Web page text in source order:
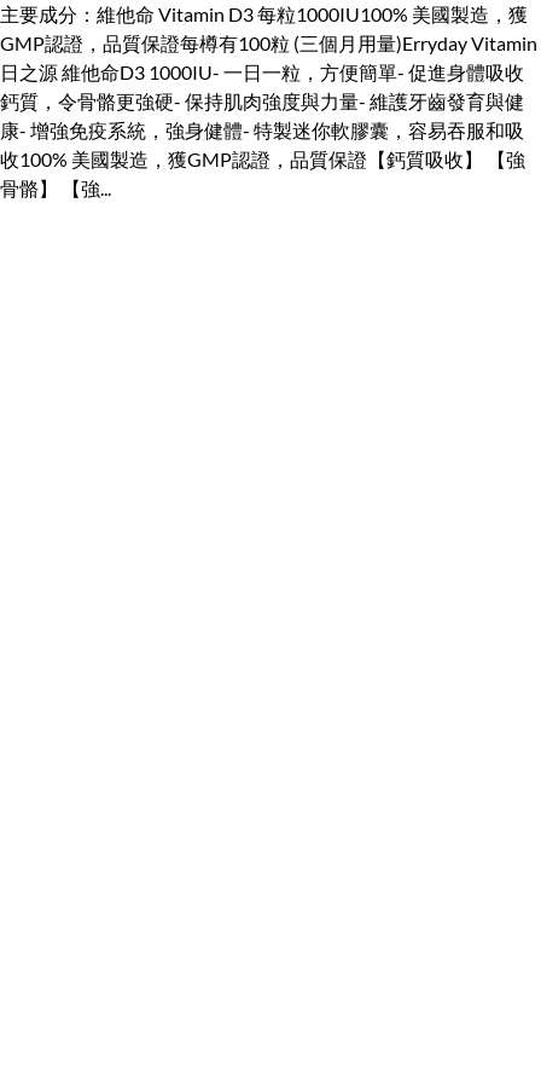
主要成分：維他命 Vitamin D3 每粒1000IU100% 美國製造，獲
GMP認證，品質保證每樽有100粒 (三個月用量)Erryday Vitamin
日之源 維他命D3 1000IU- 一日一粒，方便簡單- 促進身體吸收
鈣質，令骨骼更強硬- 保持肌肉強度與力量- 維護牙齒發育與健
康- 增強免疫系統，強身健體- 特製迷你軟膠囊，容易吞服和吸
收100% 美國製造，獲GMP認證，品質保證【鈣質吸收】 【強
骨骼】 【強...